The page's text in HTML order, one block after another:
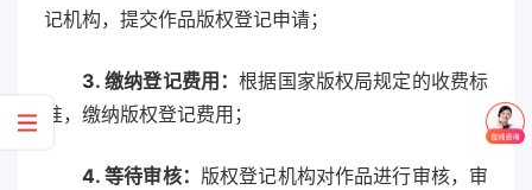
记机构，提交作品版权登记申请；
3. 缴纳登记费用：根据国家版权局规定的收费标
准，缴纳版权登记费用；
4. 等待审核： 版权登记机构对作品进行审核，审